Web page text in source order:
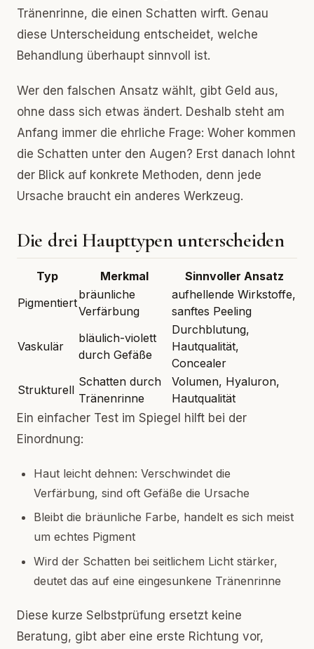
Tränenrinne, die einen Schatten wirft. Genau
diese Unterscheidung entscheidet, welche
Behandlung überhaupt sinnvoll ist.
Wer den falschen Ansatz wählt, gibt Geld aus,
ohne dass sich etwas ändert. Deshalb steht am
Anfang immer die ehrliche Frage: Woher kommen
die Schatten unter den Augen? Erst danach lohnt
der Blick auf konkrete Methoden, denn jede
Ursache braucht ein anderes Werkzeug.
Die drei Haupttypen unterscheiden
Typ Merkmal
Sinnvoller Ansatz
Pigmentiert
bräunliche
Verfärbung
aufhellende Wirkstoffe,
sanftes Peeling
Vaskulär
bläulich-violett
durch Gefäße
Durchblutung,
Hautqualität,
Concealer
Strukturell
Schatten durch
Tränenrinne
Volumen, Hyaluron,
Hautqualität
Ein einfacher Test im Spiegel hilft bei der
Einordnung:
Haut leicht dehnen: Verschwindet die
Verfärbung, sind oft Gefäße die Ursache
Bleibt die bräunliche Farbe, handelt es sich meist
um echtes Pigment
Wird der Schatten bei seitlichem Licht stärker,
deutet das auf eine eingesunkene Tränenrinne
Diese kurze Selbstprüfung ersetzt keine
Beratung, gibt aber eine erste Richtung vor,